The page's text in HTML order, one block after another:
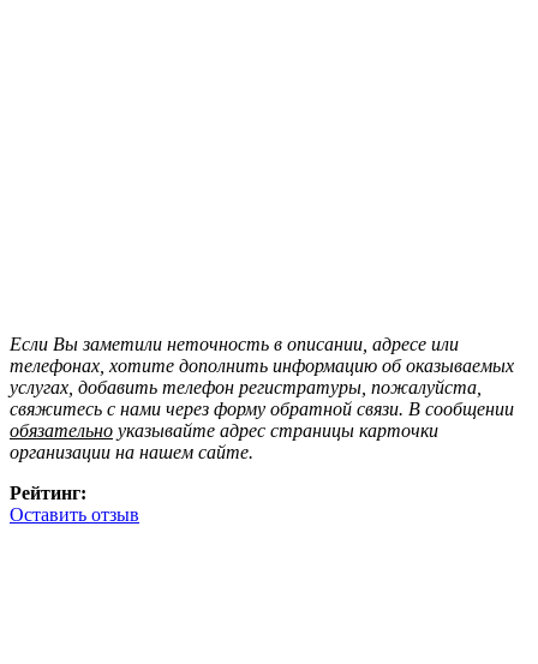
Если Вы заметили неточность в описании, адресе или
телефонах, хотите дополнить информацию об оказываемых
услугах, добавить телефон регистратуры, пожалуйста,
свяжитесь с нами через форму обратной связи. В сообщении
обязательно указывайте адрес страницы карточки
организации на нашем сайте.
Рейтинг:
Оставить отзыв